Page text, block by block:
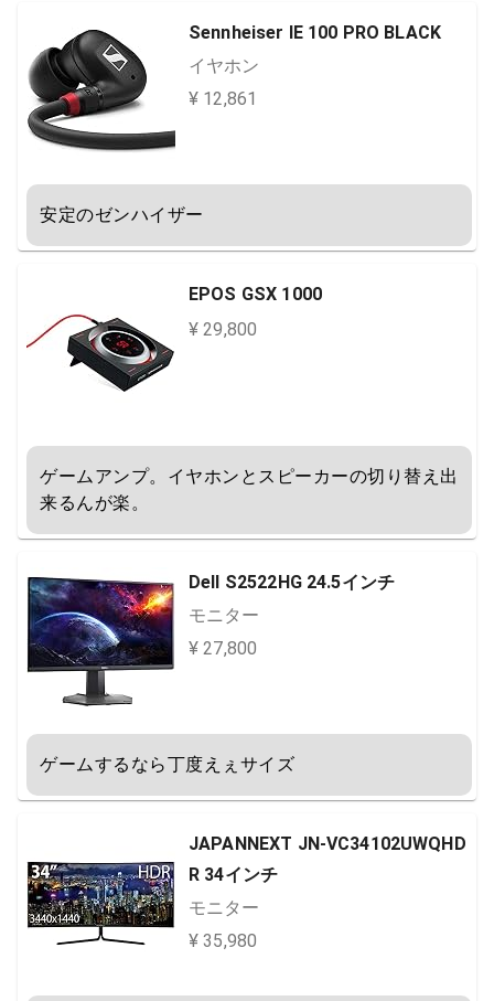
Sennheiser IE 100 PRO BLACK
イヤホン
¥ 12,861
安定のゼンハイザー
EPOS GSX 1000
¥ 29,800
ゲームアンプ。イヤホンとスピーカーの切り替え出
来るんが楽。
Dell S2522HG 24.5インチ
モニター
¥ 27,800
ゲームするなら丁度えぇサイズ
JAPANNEXT JN-VC34102UWQHD
R 34インチ
モニター
¥ 35,980